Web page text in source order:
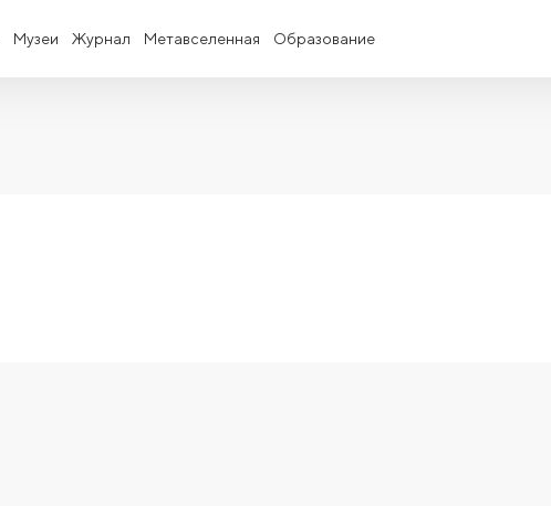
Музеи Журнал Метавселенная Образование